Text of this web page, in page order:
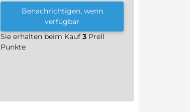
Benachrichtigen, wenn
verfügbar
Sie erhalten beim Kauf 3 Prell
Punkte